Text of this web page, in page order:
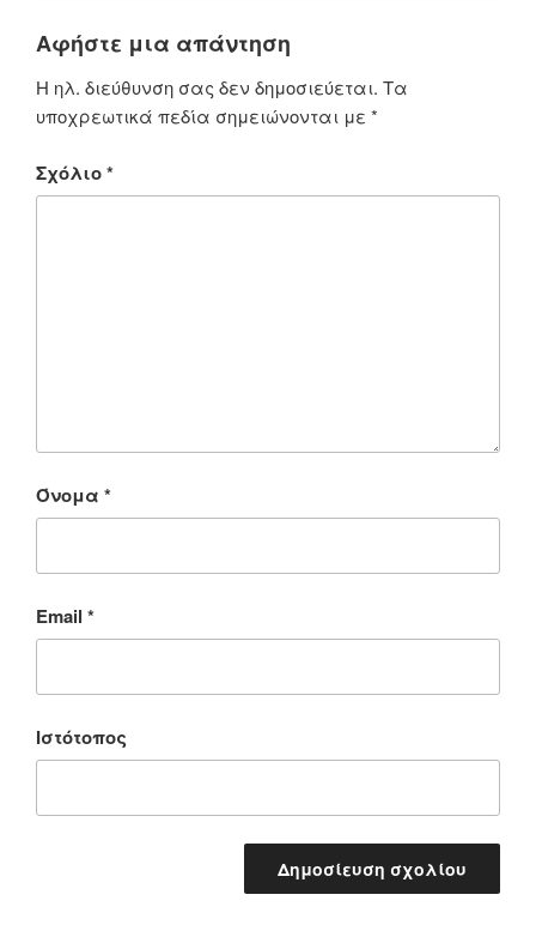
Αφήστε μια απάντηση
Η ηλ. διεύθυνση σας δεν δημοσιεύεται. Τα
υποχρεωτικά πεδία σημειώνονται με *
Σχόλιο*
Όνομα *
Email *
Ιστότοπος